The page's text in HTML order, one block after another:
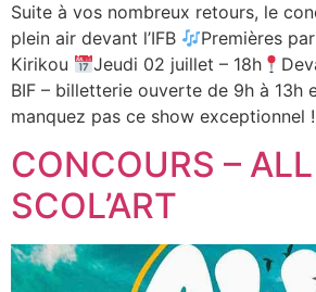
Suite à vos nombreux retours, le
plein air devant l’IFB
Premières
Kirikou
Jeudi 02 juillet – 18h
BIF – billetterie ouverte de 9h à 13h
manquez pas ce show exceptionnel !
CONCOURS –
SCOL’ART